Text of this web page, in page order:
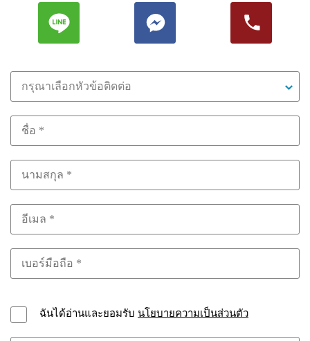
กรุณาเลือกหัวข้อติดต่อ
ฉันได้อ่านและยอมรับ นโยบายความเป็นส่วนตัว